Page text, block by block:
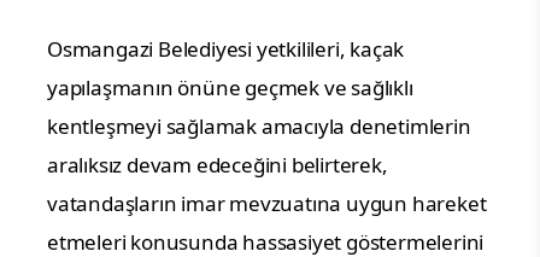
Osmangazi Belediyesi yetkilileri, kaçak
yapılaşmanın önüne geçmek ve sağlıklı
kentleşmeyi sağlamak amacıyla denetimlerin
aralıksız devam edeceğini belirterek,
vatandaşların imar mevzuatına uygun hareket
etmeleri konusunda hassasiyet göstermelerini